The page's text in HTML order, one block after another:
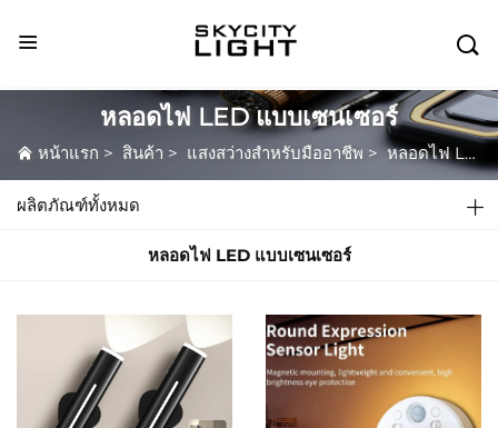

หลอดไฟ LED แบบเซนเซอร์
หน้าแรก > สินค้า > แสงสว่างสำหรับมืออาชีพ >หลอดไฟ LED แบบเซนเซอร์
ผลิตภัณฑ์ทั้งหมด
หลอดไฟ LED แบบเซนเซอร์